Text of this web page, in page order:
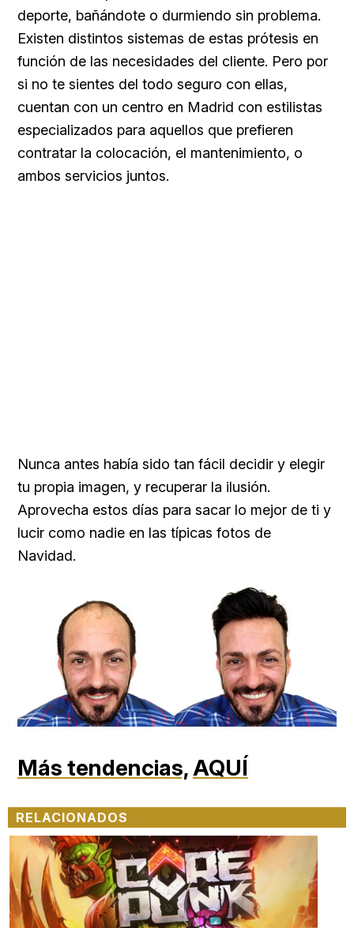
deporte, bañándote o durmiendo sin problema.
Existen distintos sistemas de estas prótesis en
función de las necesidades del cliente. Pero por
si no te sientes del todo seguro con ellas,
cuentan con un centro en Madrid con estilistas
especializados para aquellos que prefieren
contratar la colocación, el mantenimiento, o
ambos servicios juntos.
Nunca antes había sido tan fácil decidir y elegir
tu propia imagen, y recuperar la ilusión.
Aprovecha estos días para sacar lo mejor de ti y
lucir como nadie en las típicas fotos de
Navidad.
Más tendencias,AQUÍ
RELACIONADOS